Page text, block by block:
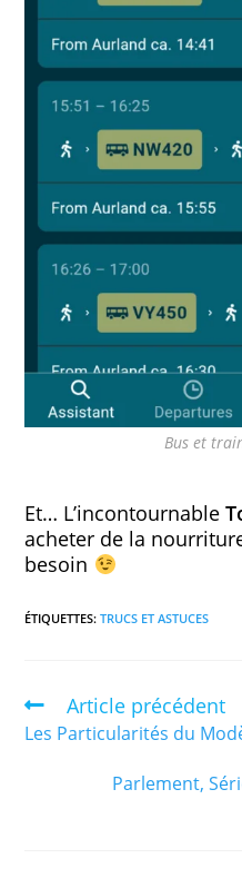
Bus et
Et… L’incontournable
acheter de la
besoin
ÉTIQUETTES:TRUCS ET ASTUCES
Article précédent
Les Particularités du
Parlement,